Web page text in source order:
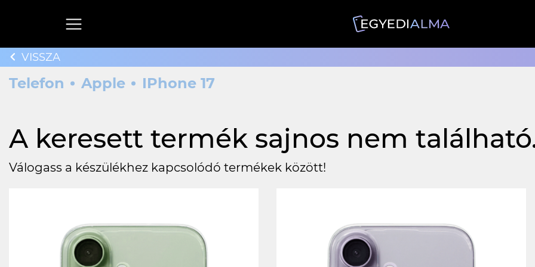
VISSZA
Telefon Apple IPhone 17
A keresett termék sajnos nem
Válogass a készülékhez kapcsolódó termékek között!